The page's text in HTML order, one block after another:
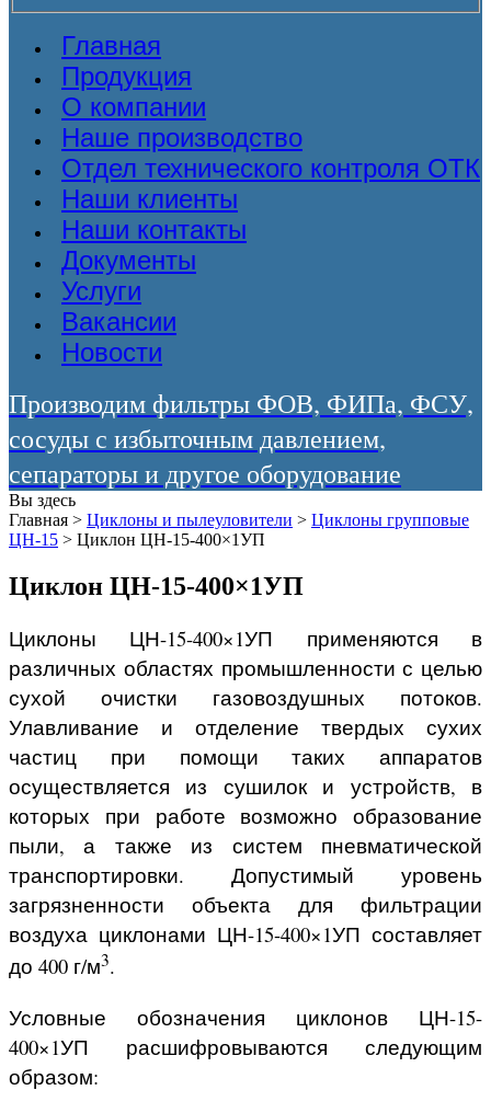
Главная
Продукция
О компании
Наше производство
Отдел технического контроля ОТК
Наши клиенты
Наши контакты
Документы
Услуги
Вакансии
Новости
Производим фильтры ФОВ, ФИПа, ФСУ,
сосуды с избыточным давлением,
сепараторы и другое оборудование
Вы здесь
Главная > Циклоны и пылеуловители > Циклоны групповые
ЦН-15 > Циклон ЦН-15-400×1УП
Циклон ЦН-15-400×1УП
Циклоны ЦН-15-400×1УП применяются в
различных областях промышленности с целью
сухой очистки газовоздушных потоков.
Улавливание и отделение твердых сухих
частиц при помощи таких аппаратов
осуществляется из сушилок и устройств, в
которых при работе возможно образование
пыли, а также из систем пневматической
транспортировки. Допустимый уровень
загрязненности объекта для фильтрации
воздуха циклонами ЦН-15-400×1УП составляет
до 400 г/м3.
Условные обозначения циклонов ЦН-15-
400×1УП расшифровываются следующим
образом: